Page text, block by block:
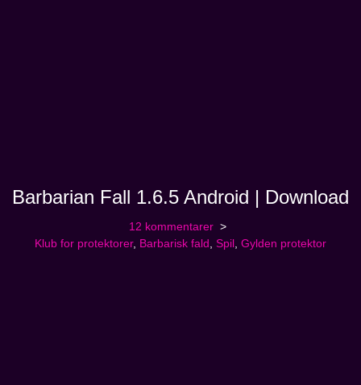
Barbarian Fall 1.6.5 Android | Download
12 kommentarer
Klub for protektorer, Barbarisk fald , Spil , Gylden protektor